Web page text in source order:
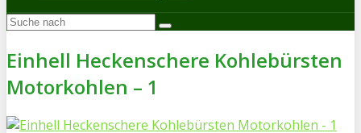
Einhell Heckenschere Kohlebürsten
Motorkohlen – 1